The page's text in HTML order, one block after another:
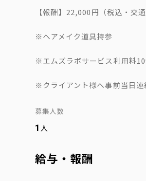
【報酬】22,000円（税込・交通
※ヘアメイク道具持参
※エムズラボサービス利用料
※クライアント様へ事前当日連
募集人数
1 人
給与・報酬